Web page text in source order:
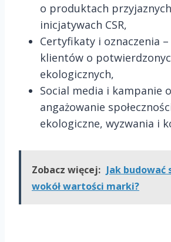
o produktach
inicjatywach CSR,
Certyfikaty i oznaczenia
klientów o
ekologicznych,
Social media i kampanie
angażowanie
ekologiczne, wyzwania i
Zobacz więcej: Jak budować
wokół wartości marki?